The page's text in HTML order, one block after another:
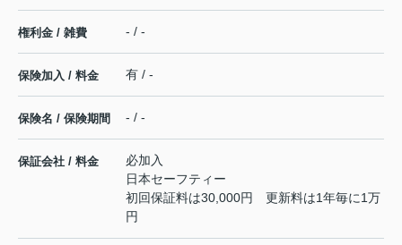
権利金 / 雑費 - / -
保険加入 / 料金 有 / -
保険名 / 保険期間 - / -
保証会社 / 料金
必加入
日本セーフティー
初回保証料は30,000円 更新料は1年毎に1万
円